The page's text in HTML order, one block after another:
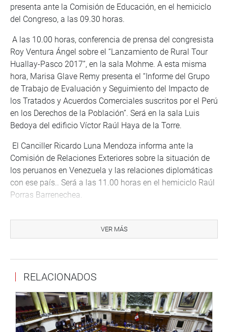
presenta ante la Comisión de Educación, en el hemiciclo
del Congreso, a las 09.30 horas.
A las 10.00 horas, conferencia de prensa del congresista
Roy Ventura Ángel sobre el “Lanzamiento de Rural Tour
Huallay-Pasco 2017”, en la sala Mohme. A esta misma
hora, Marisa Glave Remy presenta el “Informe del Grupo
de Trabajo de Evaluación y Seguimiento del Impacto de
los Tratados y Acuerdos Comerciales suscritos por el Perú
en los Derechos de la Población”. Será en la sala Luis
Bedoya del edificio Víctor Raúl Haya de la Torre.
El Canciller Ricardo Luna Mendoza informa ante la
Comisión de Relaciones Exteriores sobre la situación de
los peruanos en Venezuela y las relaciones diplomáticas
con ese país.. Será a las 11.00 horas en el hemiciclo Raúl
Porras Barrenechea.
trabajo presidida por el congresista Marco Enrique
Miyashiro, a las 15.00 horas en la sala Luis Bedoya, del
La Comisión de Comercio Exterior y Turismo elabora su
plan de trabajo para el periodo anual de sesiones 2017-
2018, en la sala Carlos Torres y Torres Lara, del edificio
Haya de la Torre, a las 15.00 horas.
A las 15.30 horas, la comisión de Defensa Nacional
VER MÁS
RELACIONADOS